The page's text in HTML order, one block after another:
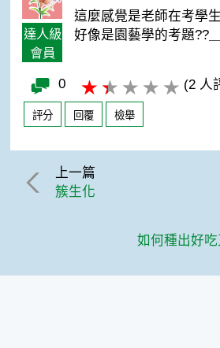
達人級
會員
這麼感覺是老師在考學
好像是園藝學的考題??＿
0 (2 人
評分 回覆 檢舉
上一篇
簇生化
如何種出好